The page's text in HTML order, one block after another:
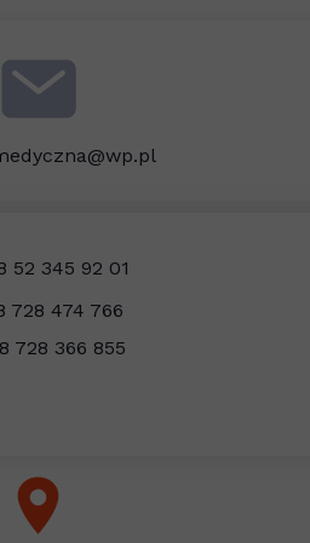
728 366 855
728 474 766
345 92 01